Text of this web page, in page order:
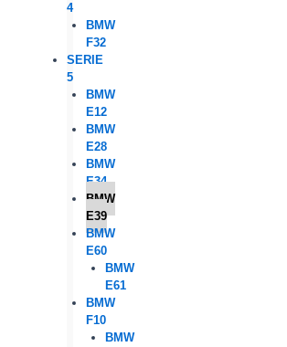
4
BMW
F32
SERIE
5
BMW
E12
BMW
E28
BMW
E34
BMW
E39
BMW
E60
BMW
E61
BMW
F10
BMW